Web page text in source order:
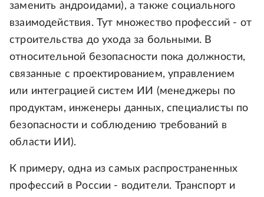
заменить андроидами), а также социального
взаимодействия. Тут множество профессий - от
строительства до ухода за больными. В
относительной безопасности пока должности,
связанные с проектированием, управлением
или интеграцией систем ИИ (менеджеры по
продуктам, инженеры данных, специалисты по
безопасности и соблюдению требований в
области ИИ).
К примеру, одна из самых распространенных
профессий в России - водители. Транспорт и